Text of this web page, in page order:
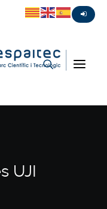
UJI